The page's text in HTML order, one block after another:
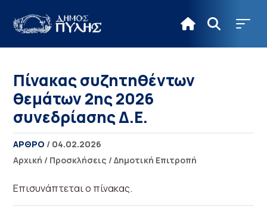
Πίνακας συζητηθέντων
θεμάτων 2ης 2026
συνεδρίασης Δ.Ε.
ΑΡΘΡΟ / 04.02.2026
Αρχική / Προσκλήσεις /Δημοτική Επιτροπή
Επισυνάπτεται ο πίνακας.